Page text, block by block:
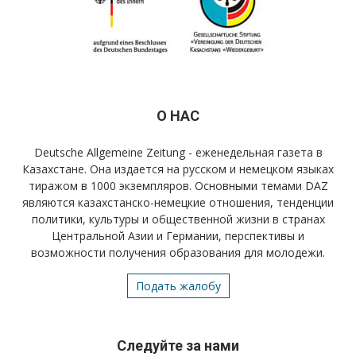
О НАС
Deutsche Allgemeine Zeitung - еженедельная газета в
Казахстане. Она издается на русском и немецком языках
тиражом в 1000 экземпляров. Основными темами DAZ
являются казахстанско-немецкие отношения, тенденции
политики, культуры и общественной жизни в странах
Центральной Азии и Германии, перспективы и
возможности получения образования для молодежи.
Подать жалобу
Следуйте за нами